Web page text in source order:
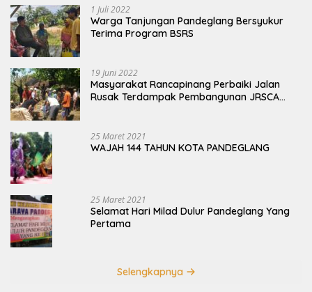
1 Juli 2022
Warga Tanjungan Pandeglang Bersyukur
Terima Program BSRS
19 Juni 2022
Masyarakat Rancapinang Perbaiki Jalan
Rusak Terdampak Pembangunan JRSCA
25 Maret 2021
WAJAH 144 TAHUN KOTA PANDEGLANG
25 Maret 2021
Selamat Hari Milad Dulur Pandeglang Yang
Pertama
Selengkapnya